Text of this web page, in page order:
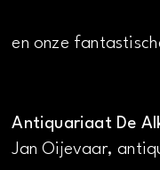
en onze
Antiquariaat De
Jan Oijevaar,